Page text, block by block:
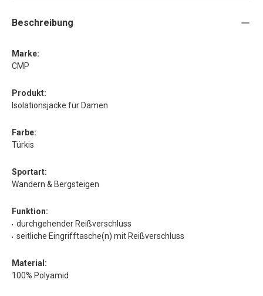
Beschreibung
Marke:
CMP
Produkt:
Isolationsjacke für Damen
Farbe:
Türkis
Sportart:
Wandern & Bergsteigen
Funktion:
durchgehender Reißverschluss
seitliche Eingrifftasche(n) mit Reißverschluss
Material:
100% Polyamid